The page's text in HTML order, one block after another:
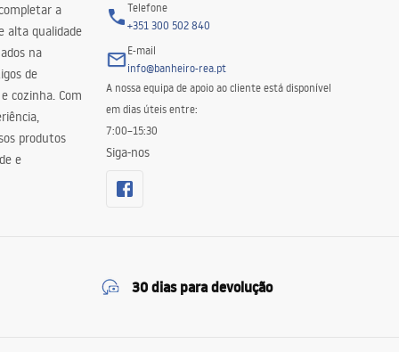
a
alta qualidade
na
de
cozinha. Com
produtos
e
Telefone
+351 300 502 840
E-mail
info@banheiro-rea.pt
A nossa equipa de apoio ao cliente está disponível
em dias úteis entre:
7:00–15:30
Siga-nos
30 dias para devolução